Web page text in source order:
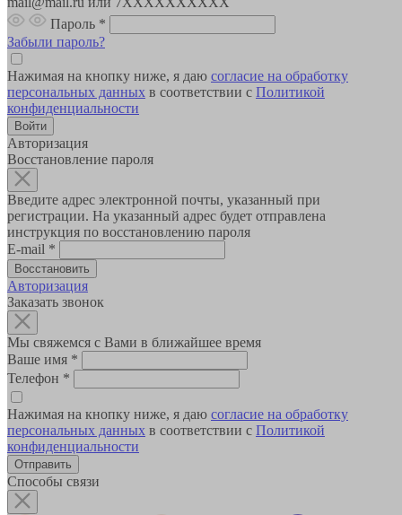
Пароль *
Забыли пароль?
Нажимая на кнопку ниже, я даю согласие на обработку
персональных данных в соответствии с Политикой
конфиденциальности
Авторизация
Восстановление пароля
Введите адрес электронной почты, указанный при
регистрации. На указанный адрес будет отправлена
инструкция по восстановлению пароля
E-mail *
Авторизация
Заказать звонок
Мы свяжемся с Вами в ближайшее время
Ваше имя *
Телефон *
Нажимая на кнопку ниже, я даю согласие на обработку
персональных данных в соответствии с Политикой
конфиденциальности
Способы связи